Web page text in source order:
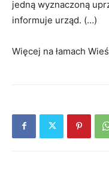
jedną wyznaczoną
informuje urząd. (…)
Więcej na łamach